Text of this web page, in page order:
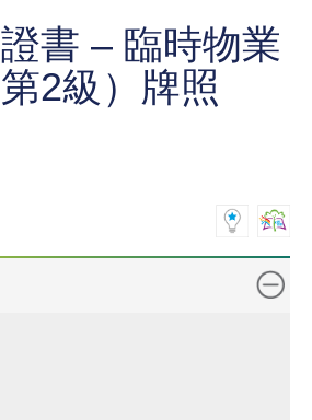
書 – 臨時物業
2級）牌照